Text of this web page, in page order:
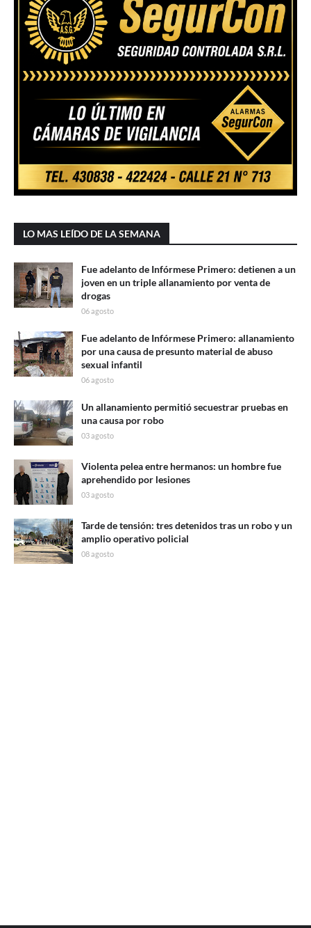
LO MAS LEÍDO DE LA SEMANA
Fue adelanto de Infórmese Primero: detienen a un
joven en un triple allanamiento por venta de
drogas
06 agosto
Fue adelanto de Infórmese Primero: allanamiento
por una causa de presunto material de abuso
sexual infantil
06 agosto
Un allanamiento permitió secuestrar pruebas en
una causa por robo
03 agosto
Violenta pelea entre hermanos: un hombre fue
aprehendido por lesiones
03 agosto
Tarde de tensión: tres detenidos tras un robo y un
amplio operativo policial
08 agosto